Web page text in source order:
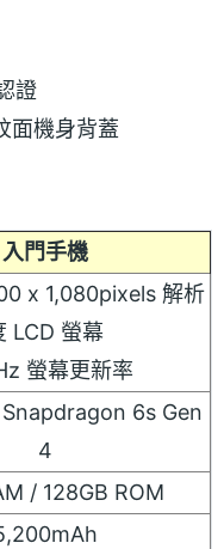
證
面機身背蓋
入門手機
x 1,080pixels 解析
LCD 螢幕
螢幕更新率
6s Gen
4
/ 128GB ROM